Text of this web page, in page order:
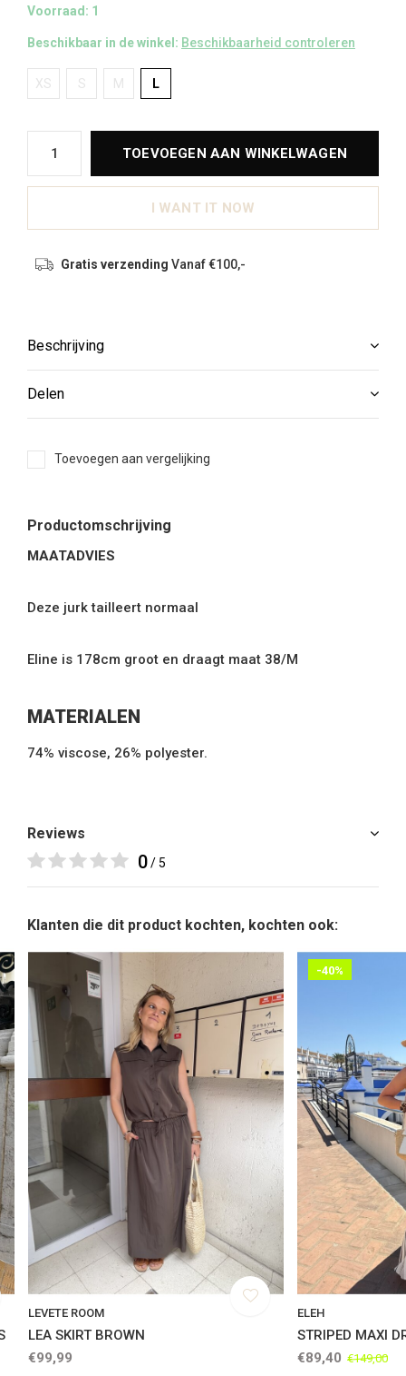
Voorraad: 1
Beschikbaar in de winkel: Beschikbaarheid controleren
XS S M L
TOEVOEGEN AAN WINKELWAGEN
I WANT IT NOW
Gratis verzending Vanaf €100,-
Beschrijving
Delen
Toevoegen aan vergelijking
Productomschrijving
MAATADVIES
Deze jurk tailleert normaal
Eline is 178cm groot en draagt maat 38/M
MATERIALEN
74% viscose, 26% polyester.
Reviews
0/ 5
Klanten die dit product kochten, kochten ook:
LEVETE ROOM
LEA SKIRT BROWN
€99,99
-40%
ELEH
STRIPED MAXI
€89,40 €149,00